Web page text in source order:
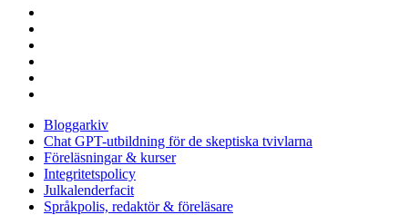
meny
Bloggarkiv
Chat GPT-utbildning för de skeptiska tvivlarna
Föreläsningar & kurser
Integritetspolicy
Julkalenderfacit
Språkpolis, redaktör & föreläsare